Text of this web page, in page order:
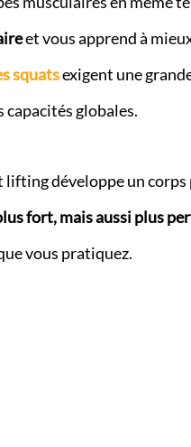
et vous apprend à
squatsexigent une
capacités globales.
lifting développe un
fort, mais aussi plus
vous pratiquez.